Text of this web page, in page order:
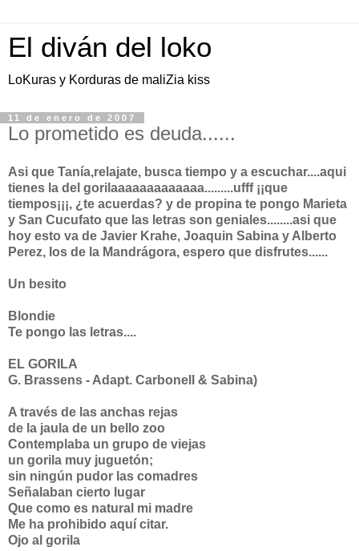
El diván del loko
LoKuras y Korduras de maliZia kiss
11 de enero de 2007
Lo prometido es deuda......
Asi que Tanía,relajate, busca tiempo y a escuchar....aqui
tienes la del gorilaaaaaaaaaaaaa.........ufff ¡¡que
tiempos¡¡¡, ¿te acuerdas? y de propina te pongo Marieta
y San Cucufato que las letras son geniales........asi que
hoy esto va de Javier Krahe, Joaquin Sabina y Alberto
Perez, los de la Mandrágora, espero que disfrutes......
Un besito
Blondie
Te pongo las letras....
EL GORILA
G. Brassens - Adapt. Carbonell & Sabina)
A través de las anchas rejas
de la jaula de un bello zoo
Contemplaba un grupo de viejas
un gorila muy juguetón;
sin ningún pudor las comadres
Señalaban cierto lugar
Que como es natural mi madre
Me ha prohibido aquí citar.
Ojo al gorila